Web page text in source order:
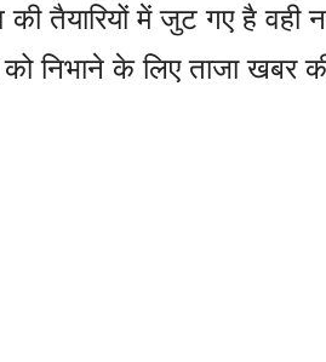
की तैयारियों में जुट गए है
निभाने के लिए ताजा खबर